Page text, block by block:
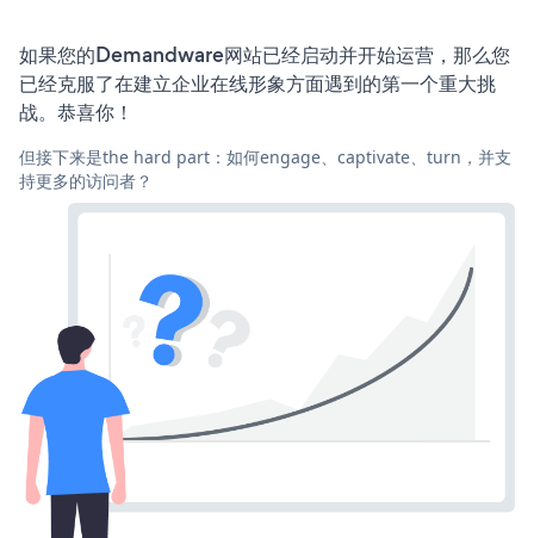
如果您的Demandware网站已经启动并开始运营，那么您
已经克服了在建立企业在线形象方面遇到的第一个重大挑
战。恭喜你！
但接下来是the hard part：如何engage、captivate、turn，并支
持更多的访问者？